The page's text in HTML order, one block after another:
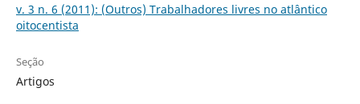
v. 3 n. 6 (2011): (Outros) Trabalhadores livres no atlântico
oitocentista
Seção
Artigos